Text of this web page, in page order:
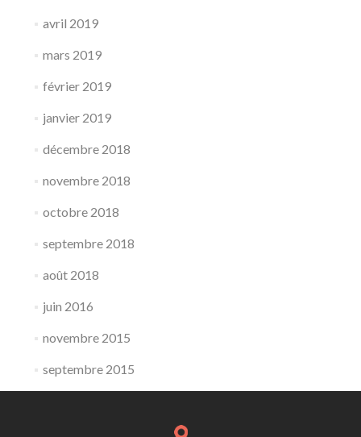
avril 2019
mars 2019
février 2019
janvier 2019
décembre 2018
novembre 2018
octobre 2018
septembre 2018
août 2018
juin 2016
novembre 2015
septembre 2015